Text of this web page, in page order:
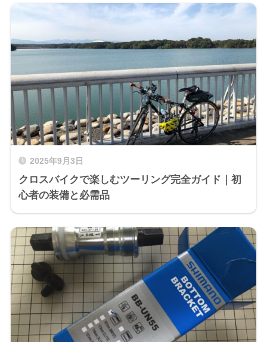
2025年9月3日
クロスバイクで楽しむツーリング完全ガイド｜初
心者の装備と必需品